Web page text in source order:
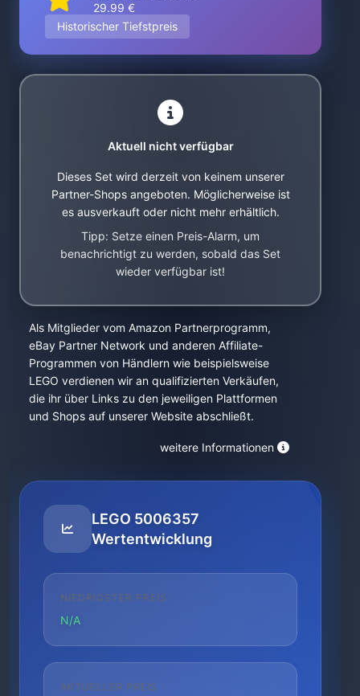
29.99 €
Historischer Tiefstpreis
Aktuell nicht verfügbar
Dieses Set wird derzeit von keinem unserer
Partner-Shops angeboten. Möglicherweise ist
es ausverkauft oder nicht mehr erhältlich.
Tipp: Setze einen Preis-Alarm, um
benachrichtigt zu werden, sobald das Set
wieder verfügbar ist!
Als Mitglieder vom Amazon Partnerprogramm,
eBay Partner Network und anderen Affiliate-
Programmen von Händlern wie beispielsweise
LEGO verdienen wir an qualifizierten Verkäufen,
die ihr über Links zu den jeweiligen Plattformen
und Shops auf unserer Website abschließt.
weitere Informationen
LEGO 5006357
Wertentwicklung
NIEDRIGSTER PREIS
N/A
AKTUELLER PREIS